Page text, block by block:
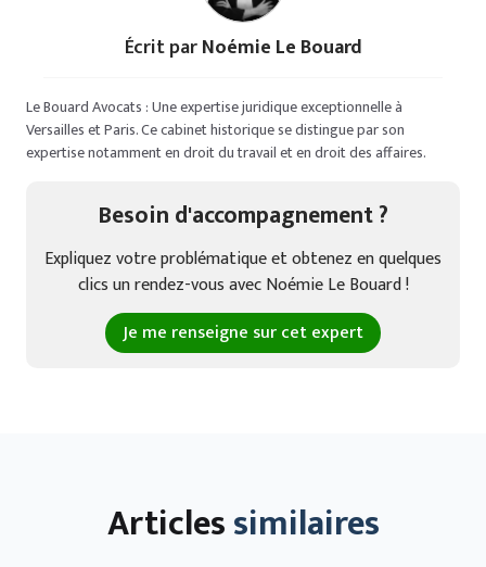
Écrit parNoémie Le Bouard
Le Bouard Avocats : Une expertise juridique exceptionnelle à
Versailles et Paris. Ce cabinet historique se distingue par son
expertise notamment en droit du travail et en droit des affaires.
Besoin d'accompagnement ?
Expliquez votre problématique et obtenez en quelques
clics un rendez-vous avec Noémie Le Bouard !
Je me renseigne sur cet expert
Articlessimilaires